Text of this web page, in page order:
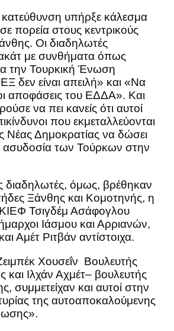
υπήρξε κάλεσμα
πορεία στους κεντρικούς
Οι διαδηλωτές
με συνθήματα όπως
την Τουρκική Ένωση
δεν είναι απειλή» και «Να
αποφάσεις του ΕΔΔΑ». Και
να πει κανείς ότι αυτοί
που εκμεταλλεύονται
Νέας Δημοκρατίας να δώσει
ασυδοσία των Τούρκων στην
διαδηλωτές, όμως, βρέθηκαν
Ξάνθης και Κομοτηνής, η
Τσιγδέμ Ασάφογλου
Ιάσμου και Αρριανών,
Αμέτ Ριτβάν αντίστοιχα.
Χουσεΐν Βουλευτής
Ιλχάν Αχμέτ– βουλευτής
συμμετείχαν και αυτοί στην
της αυτοαποκαλούμενης